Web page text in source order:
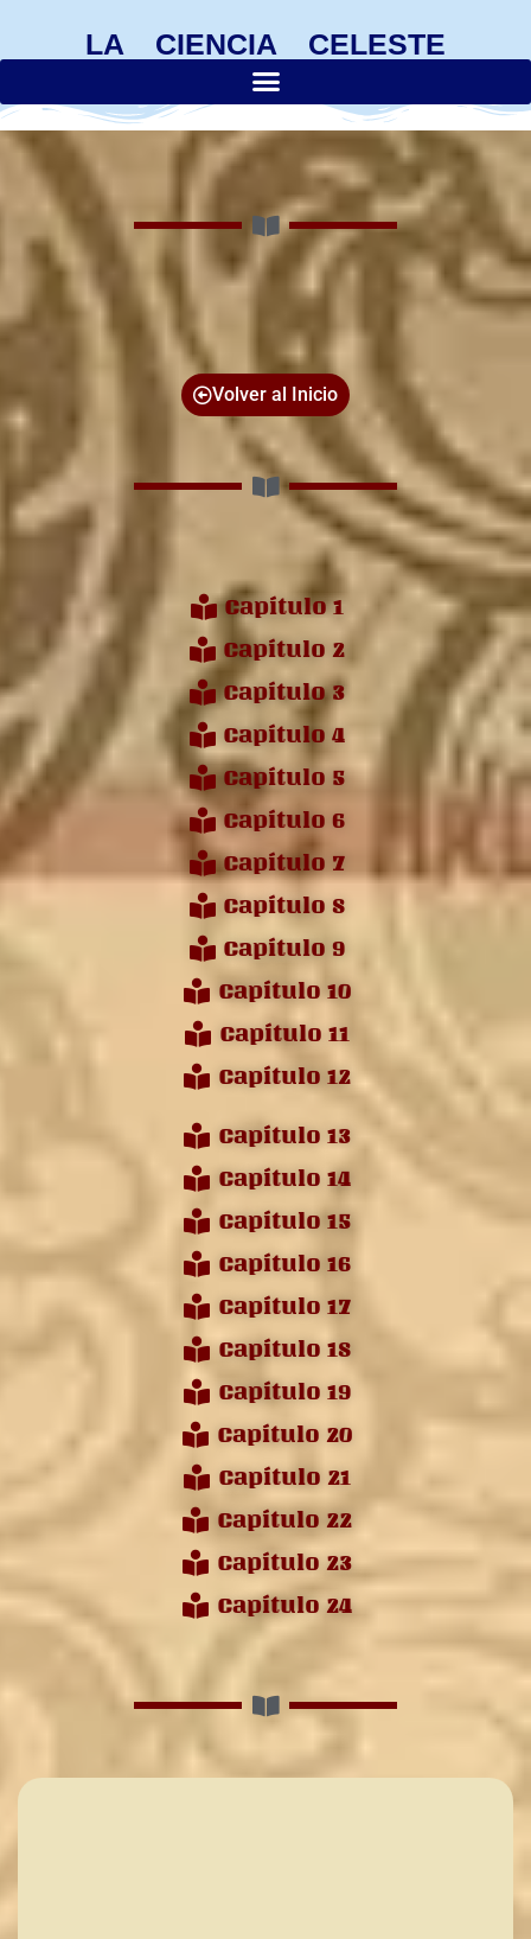
LA CIENCIA CELESTE
Volver al Inicio
Capítulo 1
Capítulo 2
Capítulo 3
Capítulo 4
Capítulo 5
Capítulo 6
Capítulo 7
Capítulo 8
Capítulo 9
Capítulo 10
Capítulo 11
Capítulo 12
Capítulo 13
Capítulo 14
Capítulo 15
Capítulo 16
Capítulo 17
Capítulo 18
Capítulo 19
Capítulo 20
Capítulo 21
Capítulo 22
Capítulo 23
Capítulo 24